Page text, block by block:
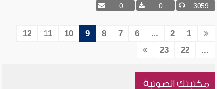
3059
0
0
1
2
...
6
7
8
9
10
11
12
...
22
23
مكتبتك الصوتية